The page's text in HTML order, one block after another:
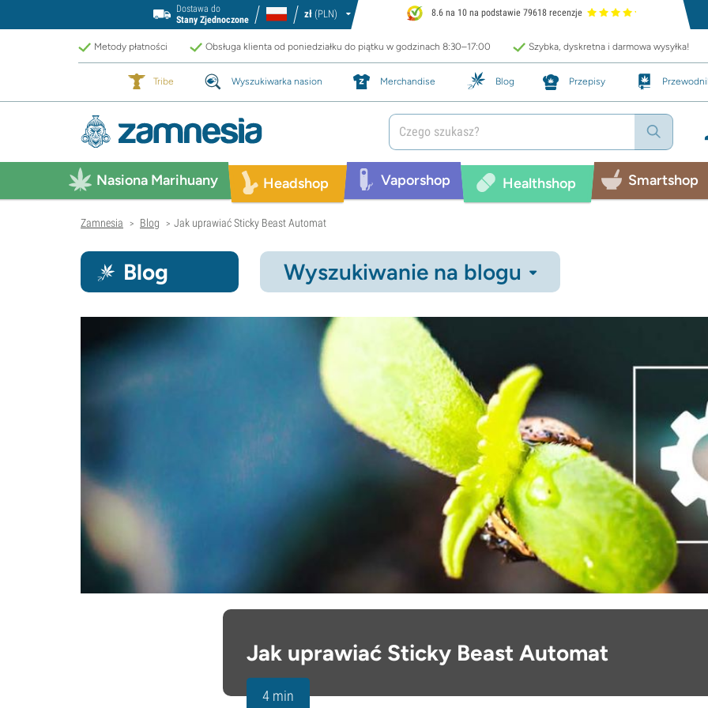
Dostawa do
Stany Zjednoczone
zł (PLN) 8.6 na 10 na podstawie 79618 recenzje
Metody płatności Obsługa klienta od poniedziałku do piątku w godzinach 8:30–17:00 Szybka, dyskretna i darmowa wysyłka!
Tribe Wyszukiwarka nasion Merchandise Blog Przepisy
Nasiona Marihuany Headshop Vaporshop Healthshop Smartshop
Zamnesia > Blog > Jak uprawiać Sticky Beast Automat
Blog Wyszukiwanie na blogu
Jak uprawiać Sticky Beast Automat
4 min